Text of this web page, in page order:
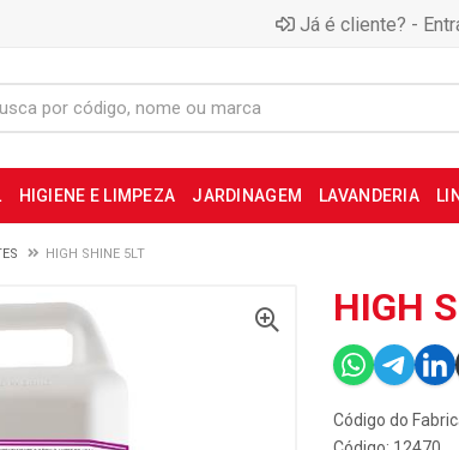
Já é cliente? -
HIGIENE E LIMPEZA JARDINAGEM LAVANDERIA
HIGH SHINE 5LT
HIGH
Código do